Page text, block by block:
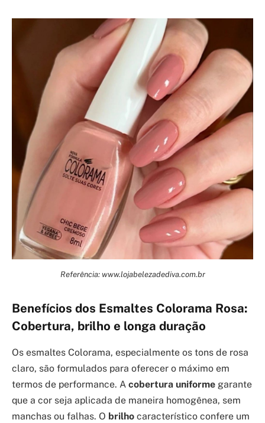
Referência: www.lojabelezadediva.com.br
Benefícios dos Esmaltes Colorama Rosa:
Cobertura, brilho e longa duração
Os esmaltes Colorama, especialmente os tons de rosa
claro, são formulados para oferecer o máximo em
termos de performance. A cobertura uniforme garante
que a cor seja aplicada de maneira homogênea, sem
manchas ou falhas. O brilho característico confere um